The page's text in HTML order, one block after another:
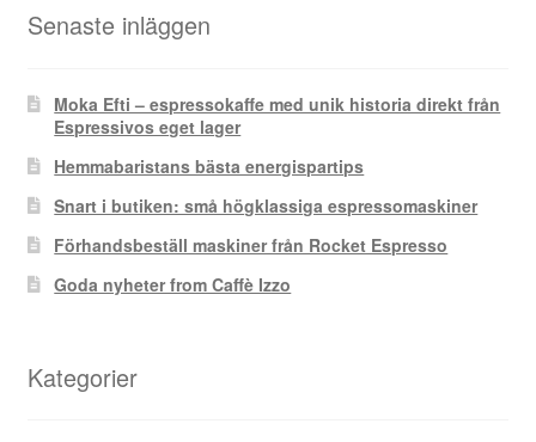
Senaste inläggen
Moka Efti – espressokaffe med unik historia direkt från
Espressivos eget lager
Hemmabaristans bästa energispartips
Snart i butiken: små högklassiga espressomaskiner
Förhandsbeställ maskiner från Rocket Espresso
Goda nyheter from Caffè Izzo
Kategorier